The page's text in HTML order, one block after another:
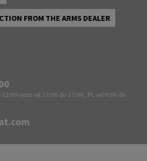
FROM THE ARMS DEALER
12:00 oraz od 13:00 do 17:00, Pt. od 9:00 do